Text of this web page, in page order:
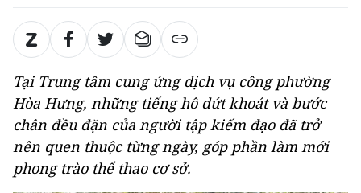
Tại Trung tâm cung ứng dịch vụ công phường
Hòa Hưng, những tiếng hô dứt khoát và bước
chân đều đặn của người tập kiếm đạo đã trở
nên quen thuộc từng ngày, góp phần làm mới
phong trào thể thao cơ sở.